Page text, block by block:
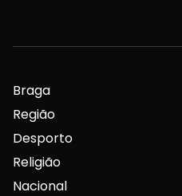
Braga
Região
Desporto
Religião
Nacional